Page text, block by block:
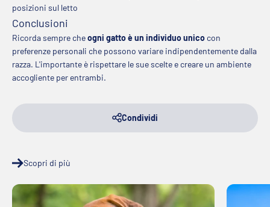
posizioni sul letto
Conclusioni
Ricorda sempre cheogni gatto è un individuo unico con
preferenze personali che possono variare indipendentemente dalla
razza. L'importante è rispettare le sue scelte e creare un ambiente
accogliente per entrambi.
Condividi
Scopri di più